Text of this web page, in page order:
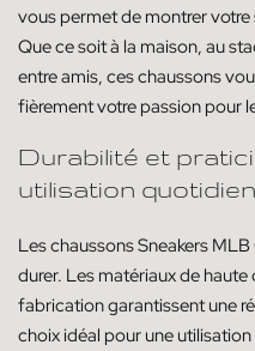
vous permet de montrer votre
Que ce soit à la maison, au
entre amis, ces chaussons
fièrement votre passion pour
Durabilité et
utilisation
Les chaussons Sneakers
durer. Les matériaux de
fabrication garantissent une
choix idéal pour une